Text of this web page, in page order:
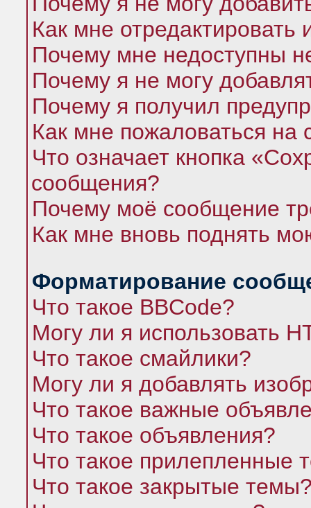
Как мне отредактировать
Почему мне недоступны
Почему я не могу
Почему я получил
Как мне пожаловаться
Что означает кнопка
сообщения?
Почему моё сообщение
Как мне вновь поднять
Форматирование
Что такое BBCode?
Могу ли я использовать
Что такое смайлики?
Могу ли я добавлять
Что такое важные
Что такое объявления?
Что такое прилепленные
Что такое закрытые